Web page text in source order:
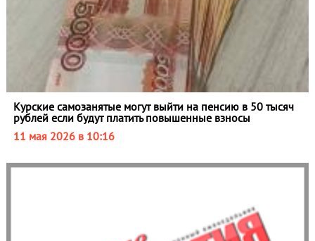
Курские самозанятые могут выйти на пенсию в 50 тысяч
рублей если будут платить повышенные взносы
11 мая 2026 в 10:16